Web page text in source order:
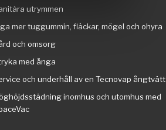
utrymmen
mer tuggummin, fläckar, mögel och ohyra
och omsorg
med ånga
och underhåll av en Tecnovap ångtvätt
inomhus och utomhus med